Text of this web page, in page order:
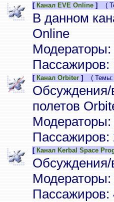
[ Канал EVE Online ] (
В данном
Online
Модераторы:
Пассажиров:
[ Канал Orbiter ] ( Темы:
Обсуждения/
полетов
Модераторы:
Пассажиров:
[ Канал Kerbal Space
Обсуждения/
Модераторы:
Пассажиров: